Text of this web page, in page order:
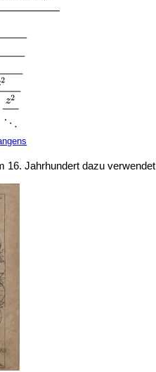
16. Jahrhundert dazu